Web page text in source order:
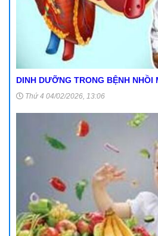
DINH DƯỠNG TRONG BỆNH NHỒI
Thứ 4 04/02/2026, 13:06